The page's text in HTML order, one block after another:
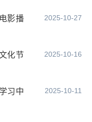
影播
2025-10-27
化节
2025-10-16
习中
2025-10-11